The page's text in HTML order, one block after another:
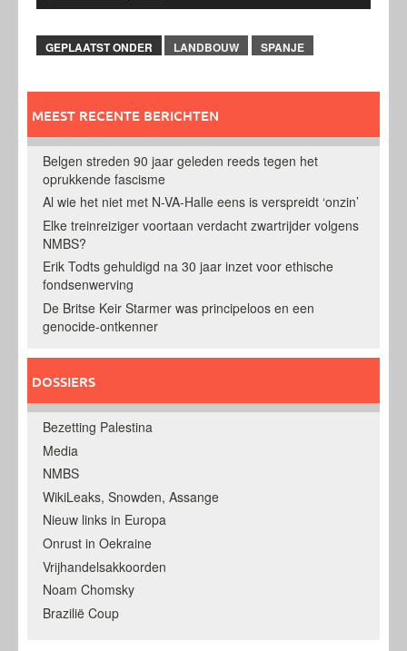
GEPLAATST ONDER LANDBOUW SPANJE
MEEST RECENTE BERICHTEN
Belgen streden 90 jaar geleden reeds tegen het
oprukkende fascisme
Al wie het niet met N-VA-Halle eens is verspreidt ‘onzin’
Elke treinreiziger voortaan verdacht zwartrijder volgens
NMBS?
Erik Todts gehuldigd na 30 jaar inzet voor ethische
fondsenwerving
De Britse Keir Starmer was principeloos en een
genocide-ontkenner
DOSSIERS
Bezetting Palestina
Media
NMBS
WikiLeaks, Snowden, Assange
Nieuw links in Europa
Onrust in Oekraine
Vrijhandelsakkoorden
Noam Chomsky
Brazilië Coup